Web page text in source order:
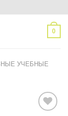
0
УЧЕБНЫЕ